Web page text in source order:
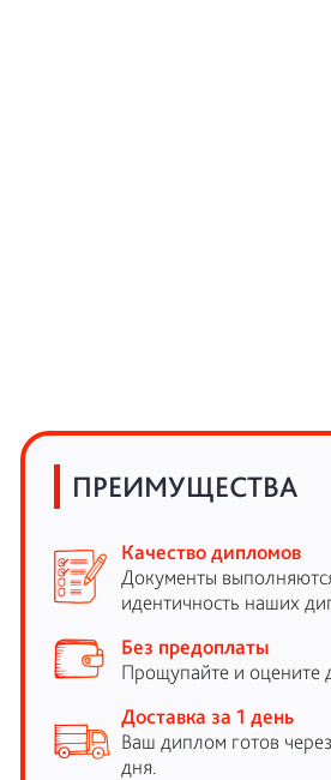
ПРЕИМУЩЕСТВА
Качество дипломов
Документы
идентичность наших
Без предоплаты
Прощупайте и оцените
Доставка за 1 день
Ваш диплом готов
дня.